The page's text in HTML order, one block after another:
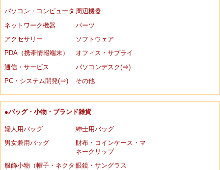
パソコン・コンピュータ 周辺機器
ネットワーク機器
パーツ
アクセサリー
ソフトウェア
PDA（携帯情報端末）
オフィス・サプライ
通信・サービス
パソコンデスク(⇒)
PC・システム開発(⇒)
その他
●バッグ・小物・ブランド雑貨
婦人用バッグ
紳士用バッグ
男女兼用バッグ
財布・コインケース・マ
ネークリップ
服飾小物（帽子・ネクタ 眼鏡・サングラス